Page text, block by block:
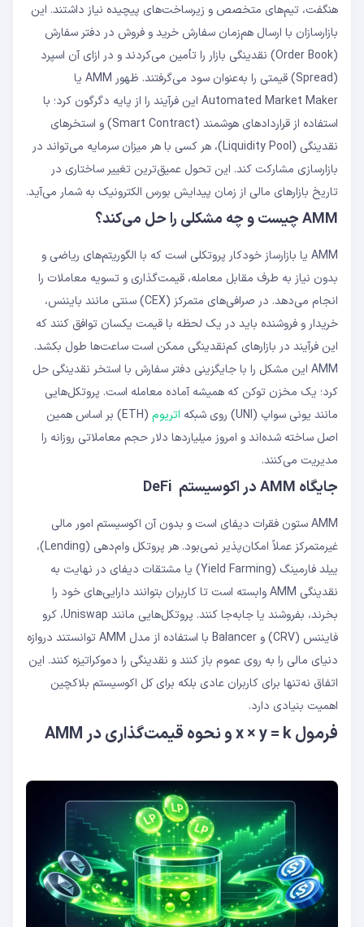
هنگفت، تیم‌های متخصص و زیرساخت‌های پیچیده نیاز داشتند. این
بازارسازان با ارسال هم‌زمان سفارش خرید و فروش در دفتر سفارش
(Order Book) نقدینگی بازار را تأمین می‌کردند و در ازای آن اسپرد
(Spread) قیمتی را به‌عنوان سود می‌گرفتند. ظهور AMM یا
Automated Market Maker این فرآیند را از پایه دگرگون کرد؛ با
استفاده از قراردادهای هوشمند (Smart Contract) و استخرهای
نقدینگی (Liquidity Pool)، هر کسی با هر میزان سرمایه می‌تواند در
بازارسازی مشارکت کند. این تحول عمیق‌ترین تغییر ساختاری در
تاریخ بازارهای مالی از زمان پیدایش بورس الکترونیک به شمار می‌آید.
AMM چیست و چه مشکلی را حل می‌کند؟
AMM یا بازارساز خودکار پروتکلی است که با الگوریتم‌های ریاضی و
بدون نیاز به طرف مقابل معامله، قیمت‌گذاری و تسویه معاملات را
انجام می‌دهد. در صرافی‌های متمرکز (CEX) سنتی مانند بایننس،
خریدار و فروشنده باید در یک لحظه با قیمت یکسان توافق کنند که
این فرآیند در بازارهای کم‌نقدینگی ممکن است ساعت‌ها طول بکشد.
AMM این مشکل را با جایگزینی دفتر سفارش با استخر نقدینگی حل
کرد؛ یک مخزن توکن که همیشه آماده معامله است. پروتکل‌هایی
مانند یونی سواپ (UNI) روی شبکه
اتریوم
(ETH) بر اساس همین
اصل ساخته شده‌اند و امروز میلیاردها دلار حجم معاملاتی روزانه را
مدیریت می‌کنند.
جایگاه AMM در اکوسیستم DeFi
AMM ستون فقرات دیفای است و بدون آن اکوسیستم امور مالی
غیرمتمرکز عملاً امکان‌پذیر نمی‌بود. هر پروتکل وام‌دهی (Lending)،
ییلد فارمینگ (Yield Farming) یا مشتقات دیفای در نهایت به
نقدینگی AMM وابسته است تا کاربران بتوانند دارایی‌های خود را
بخرند، بفروشند یا جابه‌جا کنند. پروتکل‌هایی مانند Uniswap، کرو
فایننس (CRV) و Balancer با استفاده از مدل AMM توانستند دروازه
دنیای مالی را به روی عموم باز کنند و نقدینگی را دموکراتیزه کنند. این
اتفاق نه‌تنها برای کاربران عادی بلکه برای کل اکوسیستم بلاکچین
اهمیت بنیادی دارد.
فرمول x × y = k و نحوه قیمت‌گذاری در AMM